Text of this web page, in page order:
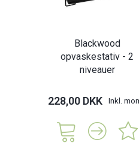
Blackwood
opvaskestativ - 2
niveauer
228,00 DKK Inkl.